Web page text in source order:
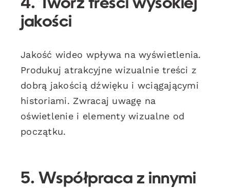
4. Twórz treści wysokiej
jakości
Jakość wideo wpływa na wyświetlenia.
Produkuj atrakcyjne wizualnie treści z
dobrą jakością dźwięku i wciągającymi
historiami. Zwracaj uwagę na
oświetlenie i elementy wizualne od
początku.
5. Współpraca z innymi